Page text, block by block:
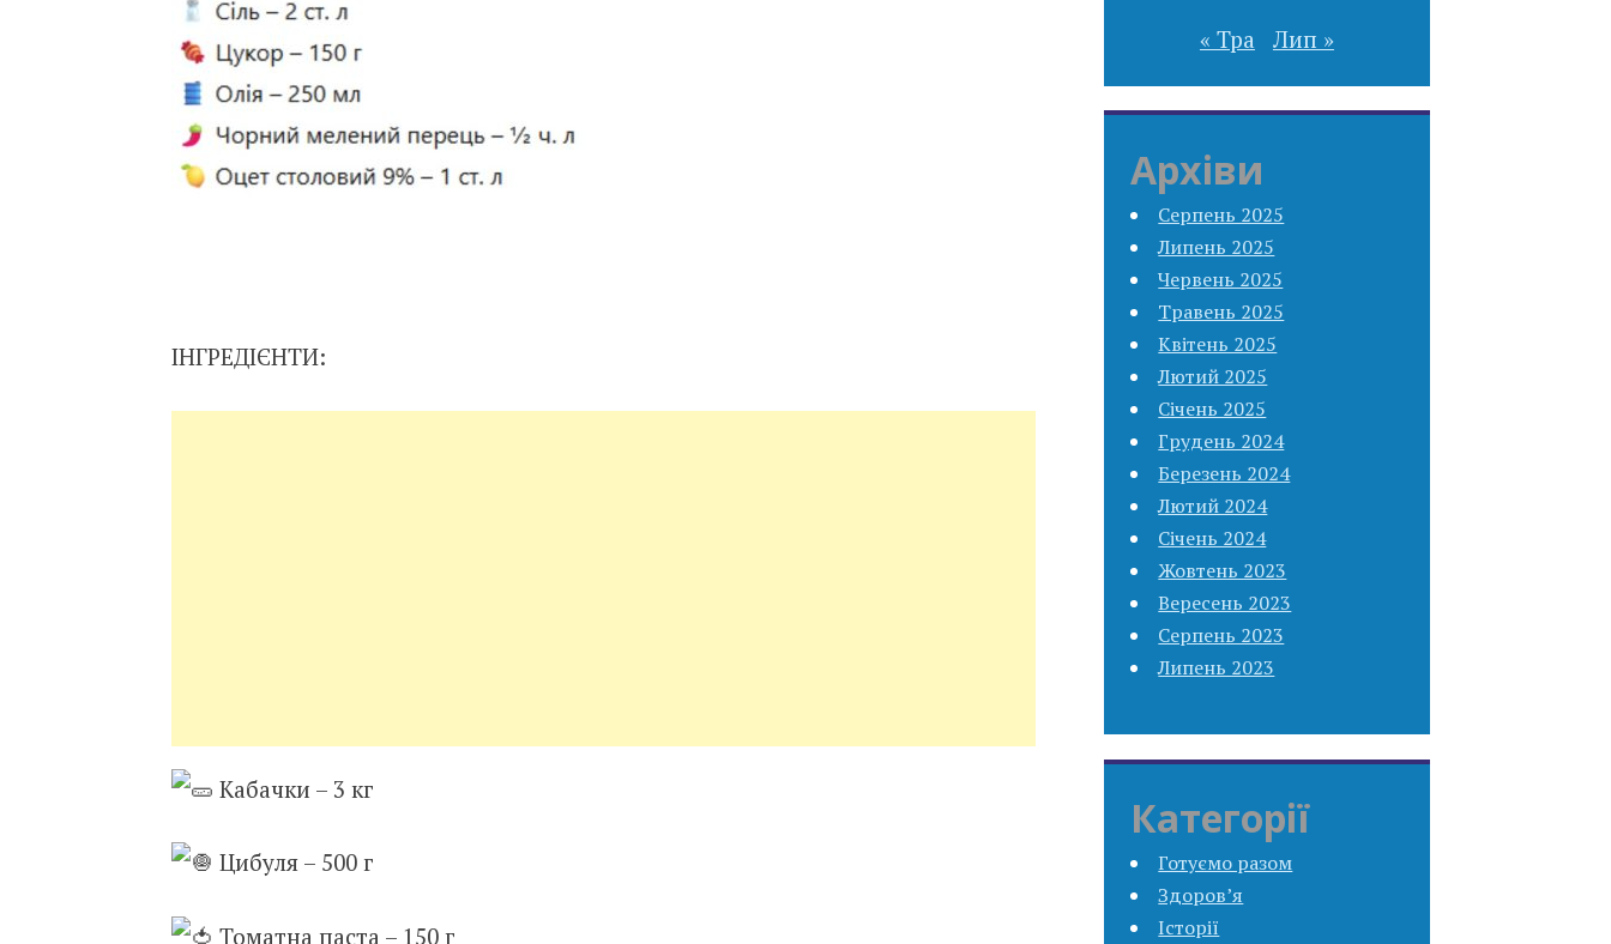
ІНГРЕДІЄНТИ:
Кабачки – 3 кг
Цибуля – 500 г
Томатна паста – 150 г
« Тра Лип »
Архіви
Серпень 2025
Липень 2025
Червень 2025
Травень 2025
Квітень 2025
Лютий 2025
Січень 2025
Грудень 2024
Березень 2024
Лютий 2024
Січень 2024
Жовтень 2023
Вересень 2023
Серпень 2023
Липень 2023
Категорії
Готуємо разом
Здоров’я
Історії